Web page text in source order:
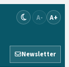
A- A+
Newsletter